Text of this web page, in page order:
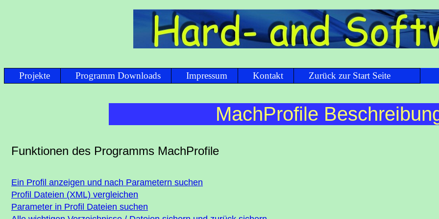
Projekte Programm Downloads Impressum Kontakt Zurück zur Start Seite
MachProfile
Funktionen des Programms MachProfile
Ein Profil anzeigen und nach Parametern suchen
Profil Dateien (XML) vergleichen
Parameter in Profil Dateien suchen